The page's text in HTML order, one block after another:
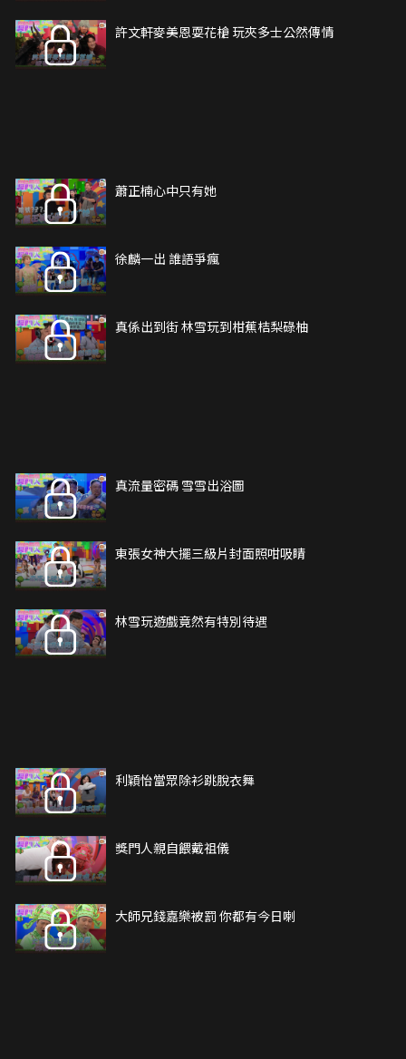
許文軒麥美恩耍花槍 玩夾多士公然傳情
蕭正楠心中只有她
徐麟一出 誰語爭瘋
真係出到街 林雪玩到柑蕉桔梨碌柚
真流量密碼 雪雪出浴圖
東張女神大擺三級片封面照咁吸睛
林雪玩遊戲竟然有特別待遇
利穎怡當眾除衫跳脫衣舞
獎門人親自餵戴祖儀
大師兄錢嘉樂被罰 你都有今日喇